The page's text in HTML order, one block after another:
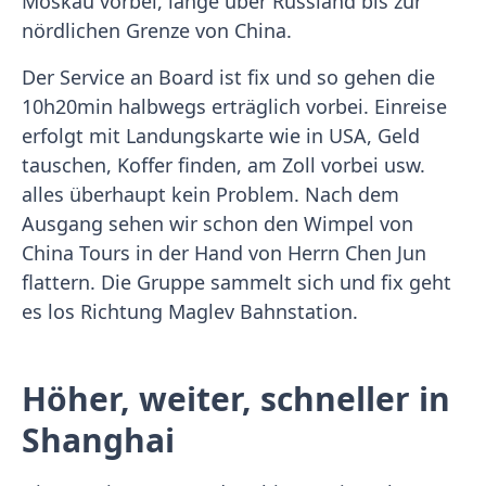
nördlichen Grenze von China.
Der Service an Board ist fix und so gehen die
10h20min halbwegs erträglich vorbei. Einreise
erfolgt mit Landungskarte wie in USA, Geld
tauschen, Koffer finden, am Zoll vorbei usw.
alles überhaupt kein Problem. Nach dem
Ausgang sehen wir schon den Wimpel von
China Tours in der Hand von Herrn Chen Jun
flattern. Die Gruppe sammelt sich und fix geht
es los Richtung Maglev Bahnstation.
Höher, weiter, schneller in
Shanghai